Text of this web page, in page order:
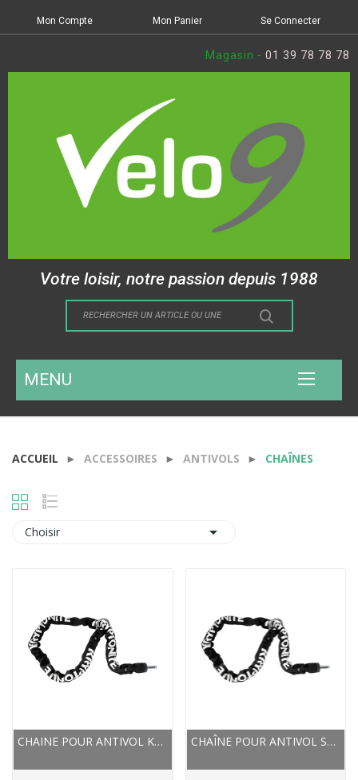
Mon Compte Mon Panier Se Connecter
Magasin - 01 39 78 78 78
Votre loisir, notre passion depuis 1988
MENU
ACCUEIL ACCESSOIRES ANTIVOLS CHAÎNES
Choisir 
CHAINE POUR ANTIVOL KRYPTONITE AXA SUR CADRE... CHAÎNE POUR ANTIVOL SUR CADRE - KRYPTONITE AXA...